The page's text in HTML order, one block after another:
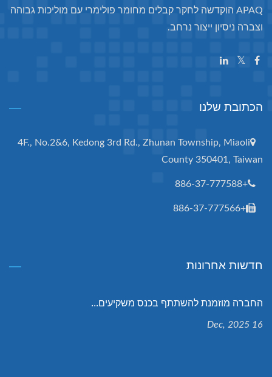
APAQ הוקדשה לחקר קבלים מחומר פולימרי עם מוליכות גבוהה
וצברה ניסיון ייצור נרחב.
הכתובת שלנו
4F., No.2&6, Kedong 3rd Rd., Zhunan Township, Miaoli
County 350401, Taiwan
+886-37-777588
+886-37-777566
חדשות אחרונות
החברה מוזמנת להשתתף בכנס משקיעים...
16 Dec, 2025